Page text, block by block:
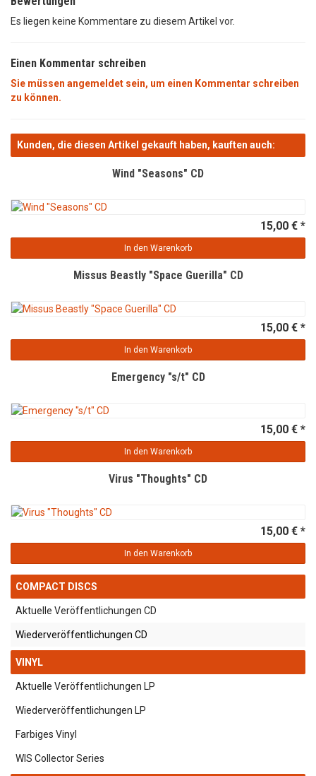
Es liegen keine Kommentare zu diesem Artikel vor.
Einen Kommentar schreiben
Sie müssen angemeldet sein, um einen Kommentar schreiben
zu können.
Kunden, die diesen Artikel gekauft haben, kauften auch:
Wind "Seasons" CD
15,00 € *
In den Warenkorb
Missus Beastly "Space Guerilla" CD
15,00 € *
In den Warenkorb
Emergency "s/t" CD
15,00 € *
In den Warenkorb
Virus "Thoughts" CD
15,00 € *
In den Warenkorb
COMPACT DISCS
Aktuelle Veröffentlichungen CD
Wiederveröffentlichungen CD
VINYL
Aktuelle Veröffentlichungen LP
Wiederveröffentlichungen LP
Farbiges Vinyl
WIS Collector Series